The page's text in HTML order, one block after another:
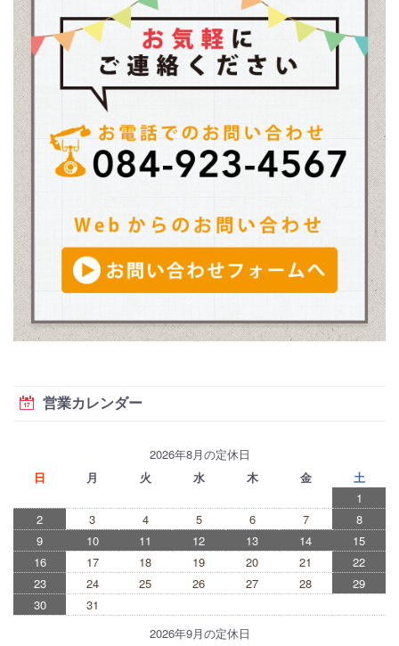
営業カレンダー
2026年8月の定休日
日
月 火 水 木 金
土
1
2
3 4 5 6 7
8
9
10 11 12 13 14
15
16
17 18 19 20 21
22
23
24 25 26 27 28
29
30
31
2026年9月の定休日